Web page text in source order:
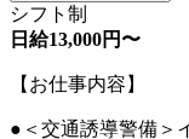
シフト制
日給13,000円〜
【お仕事内容】
●＜交通誘導警備＞